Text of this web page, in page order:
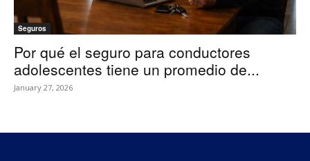
Seguros
Por qué el seguro para conductores
adolescentes tiene un promedio de...
January 27, 2026